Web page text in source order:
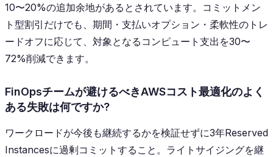
10〜20%の追加余地があるとされています。コミットメン
ト型割引だけでも、期間・支払いオプション・柔軟性のトレ
ードオフに応じて、対象となるコンピュート支出を30〜
72%削減できます。
FinOpsチームが避けるべきAWSコスト最適化のよく
ある失敗は何ですか?
ワークロードが今後も継続するかを検証せずに3年Reserved
Instancesに過剰コミットすること。ライトサイジングを継